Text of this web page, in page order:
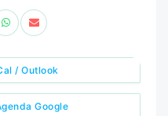
Google
/ Outlook